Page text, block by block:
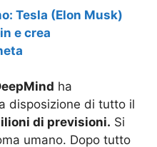
Tesla (Elon Musk)
e crea
ha
disposizione di tutto il
di previsioni. Si
umano. Dopo tutto